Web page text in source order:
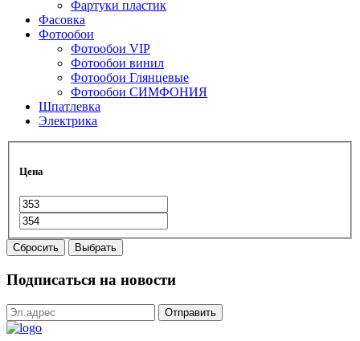
Фартуки пластик
Фасовка
Фотообои
Фотообои VIP
Фотообои винил
Фотообои Глянцевые
Фотообои СИМФОНИЯ
Шпатлевка
Электрика
Цена
Сбросить Выбрать
Подписаться на новости